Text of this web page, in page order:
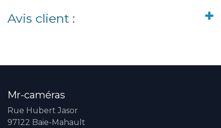
Avis client :
Mr-caméras
Rue Hubert Jasor
97122 Baie-Mahault